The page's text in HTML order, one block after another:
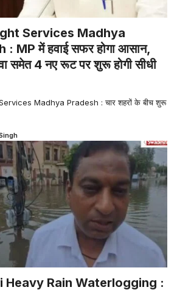
Services Madhya
: MP में हवाई सफर होगा आसान,
समेत 4 नए रूट पर शुरू होगी सीधी
Madhya Pradesh : चार शहरों के बीच शुरू
Heavy Rain Waterlogging :